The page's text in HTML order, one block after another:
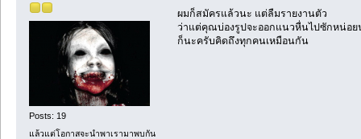
Posts: 19
แล้วแต่โอกาสจะนำพาเรามาพบกัน
ผมก็สมัครแล้วนะ แต่ลืมรายงานตัว
ว่าแต่คุณบ่องรูปจะออกแนวหื่นไปซักหน่อย
ก็นะครับคิดถึงทุกคนเหมือนกัน